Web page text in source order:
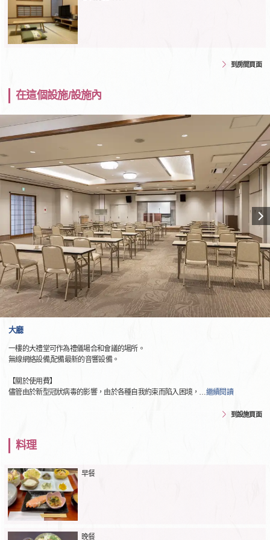
到房間頁面
在這個設施/設施內
大廳
一樓的大禮堂可作為禮儀場合和會議的場所。
無線網絡設備,配備最新的音響設備。
【關於使用費】
儘管由於新型冠狀病毒的影響，由於各種自我約束而陷入困境， …繼續閱讀
到設施頁面
料理
早餐
晚餐